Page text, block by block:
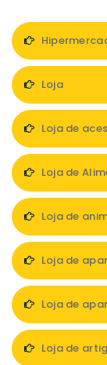
Loja
Loja de
Loja de
Loja de
Loja de
Loja de
Loja de